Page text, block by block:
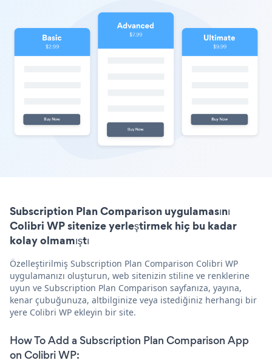
Subscription Plan Comparison uygulamasını
Colibri WP sitenize yerleştirmek hiç bu kadar
kolay olmamıştı
Özelleştirilmiş Subscription Plan Comparison Colibri WP
uygulamanızı oluşturun, web sitenizin stiline ve renklerine
uyun ve Subscription Plan Comparison sayfanıza, yayına,
kenar çubuğunuza, altbilginize veya istediğiniz herhangi bir
yere Colibri WP ekleyin bir site.
How To Add a Subscription Plan Comparison App
on Colibri WP: